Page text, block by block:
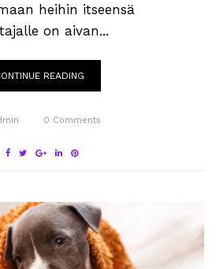
heihin itseensä
on aivan...
READING
0 Comments